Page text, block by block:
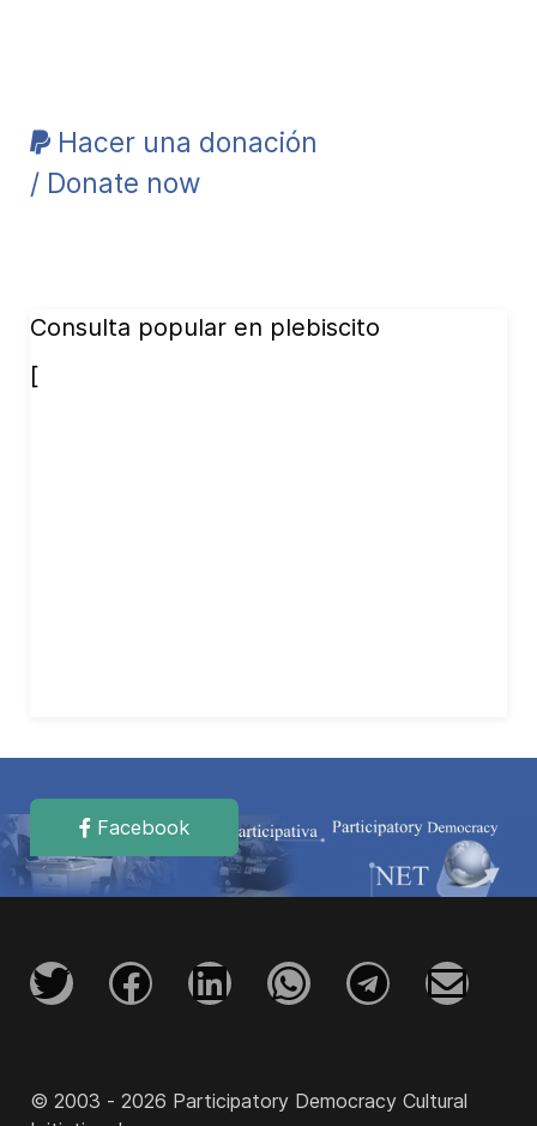
Hacer una donación
/ Donate now
Consulta popular en plebiscito
[
Facebook
© 2003 - 2026 Participatory Democracy Cultural